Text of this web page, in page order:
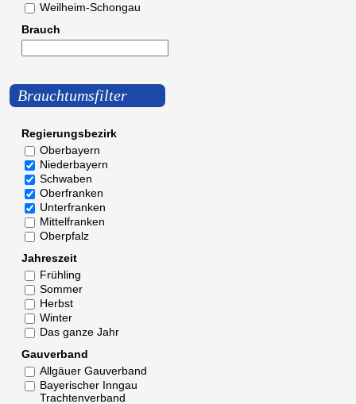
Weilheim-Schongau
Brauch
Brauchtumsfilter
Regierungsbezirk
Oberbayern
Niederbayern
Schwaben
Oberfranken
Unterfranken
Mittelfranken
Oberpfalz
Jahreszeit
Frühling
Sommer
Herbst
Winter
Das ganze Jahr
Gauverband
Allgäuer Gauverband
Bayerischer Inngau
Trachtenverband